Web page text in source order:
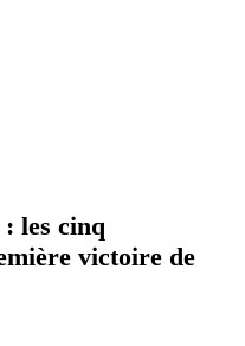
les cinq
victoire de